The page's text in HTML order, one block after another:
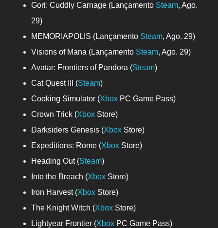
Gori: Cuddly Carnage (Lançamento Steam, Ago.
29)
MEMORIAPOLIS (Lançamento Steam, Ago. 29)
Visions of Mana (Lançamento Steam, Ago. 29)
Avatar: Frontiers of Pandora (Steam)
Cat Quest III (Steam)
Cooking Simulator (Xbox PC Game Pass)
Crown Trick (Xbox Store)
Darksiders Genesis (Xbox Store)
Expeditions: Rome (Xbox Store)
Heading Out (Steam)
Into the Breach (Xbox Store)
Iron Harvest (Xbox Store)
The Knight Witch (Xbox Store)
Lightyear Frontier (Xbox PC Game Pass)